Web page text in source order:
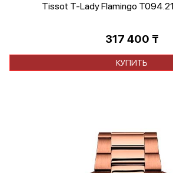
Tissot T-Lady Flamingo
317 400 ₸
КУПИТЬ